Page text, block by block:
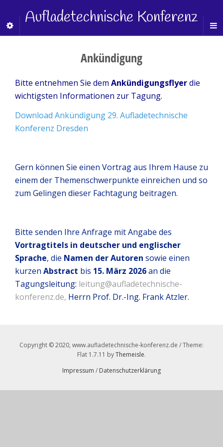
Aufladetechnische Konferenz
Ankündigung
Bitte entnehmen Sie dem Ankündigungsflyerdie
wichtigsten Informationen zur Tagung.
Download Ankündigung 29. Aufladetechnische
Konferenz Dresden
Gern können Sie einen Vortrag aus Ihrem Hause zu
einem der Themenschwerpunkte einreichen und so
zum Gelingen dieser Fachtagung beitragen.
Bitte senden Ihre Anfrage mit Angabe des
Vortragtitels in deutscher und englischer
Sprache, die Namen der Autoren sowie einen
kurzen Abstract bis 15. März 2026an die
Tagungsleitung: leitung@aufladetechnische-
konferenz.de, Herrn Prof. Dr.-Ing. Frank Atzler.
Copyright © 2020, www.aufladetechnische-konferenz.de / Theme:
Flat 1.7.11 byThemeisle.
Impressum / Datenschutzerklärung